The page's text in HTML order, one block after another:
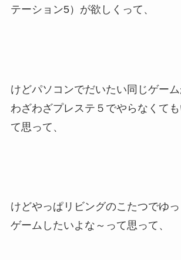
テーション5）が欲しくって、
けどパソコンでだいたい同じゲーム
わざわざプレステ５でやらなくて
て思って、
けどやっぱリビングのこたつでゆ
ゲームしたいよな～って思って、